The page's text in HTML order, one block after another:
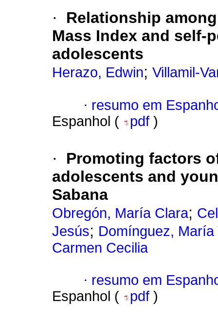
·
Relationship
Mass Index and self-
adolescents
Herazo, Edwin; Villamil-
· resumo em
Espanhol (
pdf )
·
Promoting factors
adolescents and
Sabana
Obregón, María Clara;
Jesús; Domínguez, María
Carmen Cecilia
· resumo em
Espanhol (
pdf )